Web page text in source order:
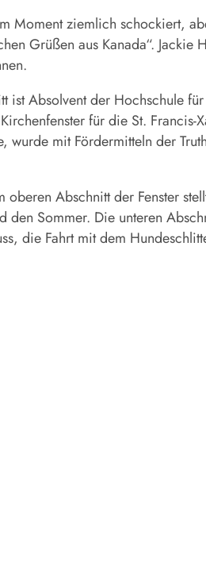
Moment ziemlich schockiert,
Grüßen aus Kanada“.
ist Absolvent der Hochschule
für die St. Francis-
wurde mit Fördermitteln der
oberen Abschnitt der Fenster
den Sommer. Die unteren
die Fahrt mit dem